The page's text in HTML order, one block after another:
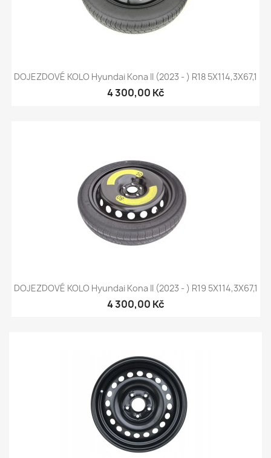
DOJEZDOVÉ KOLO Hyundai Kona II (2023 - ) R18 5X114,3X67,1
4 300,00 Kč
DOJEZDOVÉ KOLO Hyundai Kona II (2023 - ) R19 5X114,3X67,1
4 300,00 Kč